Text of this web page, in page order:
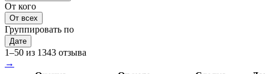
От кого
От всех
Группировать по
Дате
1–50 из 1343 отзыва
→